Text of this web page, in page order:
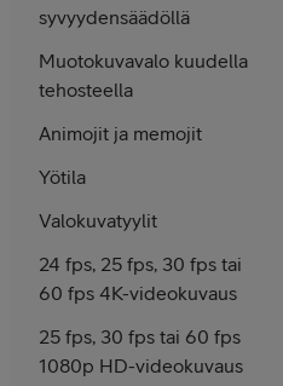
syvyydensäädöllä
Muotokuvavalo kuudella
tehosteella
Animojit ja memojit
Yötila
Valokuvatyylit
24 fps, 25 fps, 30 fps tai
60 fps 4K-video­kuvaus
25 fps, 30 fps tai 60 fps
1080p HD-video­kuvaus